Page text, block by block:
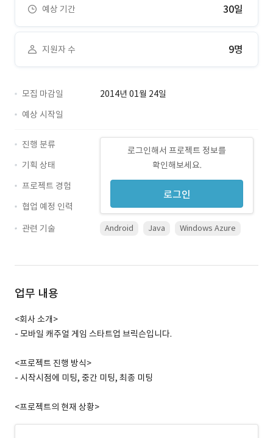
예상 기간 30일
지원자 수 9명
모집 마감일
2014년 01월 24일
예상 시작일
로그인해서 프로젝트 정보를
확인해보세요.
로그인
진행 분류
기획 상태
프로젝트 경험
협업 예정 인력
관련 기술
Android Java Windows Azure
업무 내용
<회사 소개>
- 모바일 캐주얼 게임 스타트업 브릭슨입니다.
<프로젝트 진행 방식>
- 시작시점에 미팅, 중간 미팅, 최종 미팅
<프로젝트의 현재 상황>